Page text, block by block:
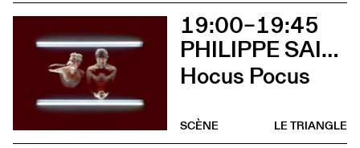
19:00–19:45
PHILIPPE SAIRE
Hocus Pocus
LE TRIANGLE
SCÈNE